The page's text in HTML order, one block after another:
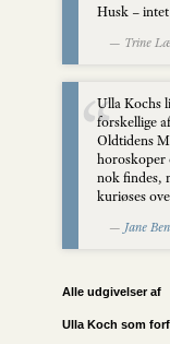
Husk –
— Trine
Ulla Kochs
forskellige
Oldtidens
horoskoper
nok findes,
kuriøses
— Jane
Alle udgivelser af
Ulla Koch som